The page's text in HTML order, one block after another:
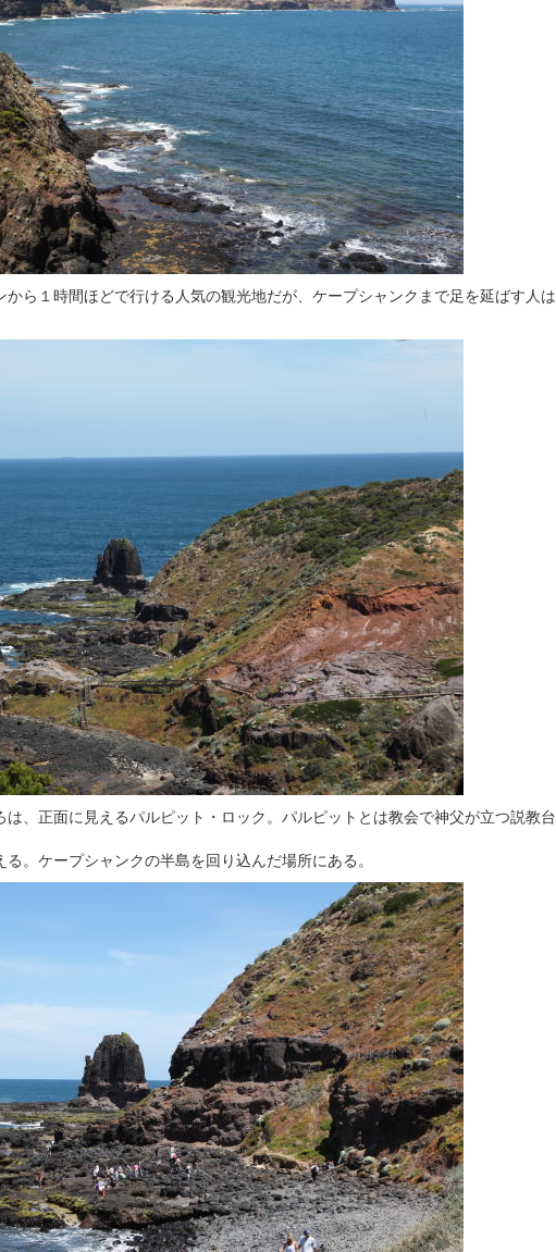
ら１時間ほどで行ける人気の観光地だが、ケープシャンクまで足を延ばす人は
、正面に見えるパルピット・ロック。パルピットとは教会で神父が立つ説教台
。ケープシャンクの半島を回り込んだ場所にある。